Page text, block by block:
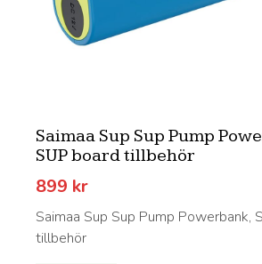
Saimaa Sup Sup Pump
SUP board tillbehör
899 kr
Saimaa Sup Sup Pump Powerbank,
tillbehör